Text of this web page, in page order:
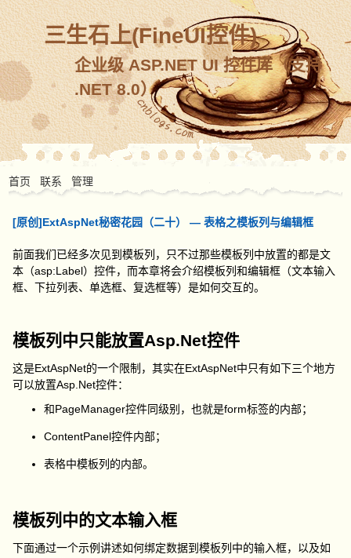
三生石上(FineUI控件)
企业级 ASP.NET UI 控件库（支持
.NET 8.0）
首页 联系 管理
[原创]ExtAspNet秘密花园（二十） — 表格之模板列与编辑框
前面我们已经多次见到模板列，只不过那些模板列中放置的都是文
本（asp:Label）控件，而本章将会介绍模板列和编辑框（文本输入
框、下拉列表、单选框、复选框等）是如何交互的。
模板列中只能放置Asp.Net控件
这是ExtAspNet的一个限制，其实在ExtAspNet中只有如下三个地方
可以放置Asp.Net控件：
和PageManager控件同级别，也就是form标签的内部；
ContentPanel控件内部；
表格中模板列的内部。
模板列中的文本输入框
下面通过一个示例讲述如何绑定数据到模板列中的输入框，以及如